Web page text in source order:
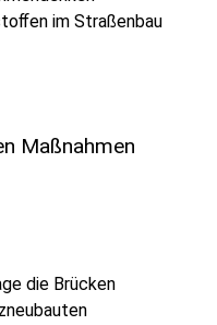
im Straßenbau
Maßnahmen
die Brücken